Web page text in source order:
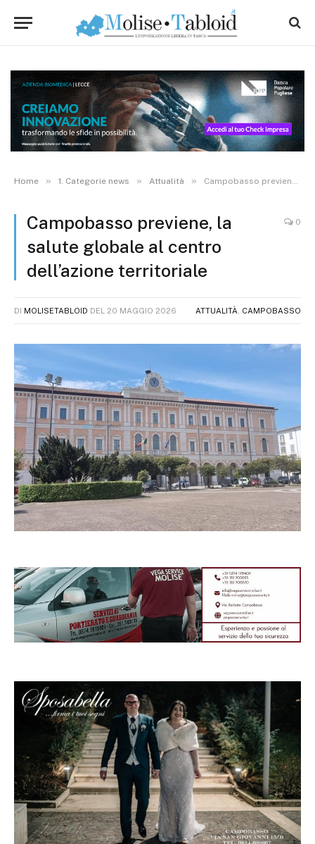
Home » 1. Categorie news » Attualità » Campobasso previene, la salute globale al centro dell’azione territoriale
Campobasso previene, la
salute globale al centro
dell’azione territoriale
0
DI MOLISETABLOID DEL 20 MAGGIO 2026 ATTUALITÀ CAMPOBASSO